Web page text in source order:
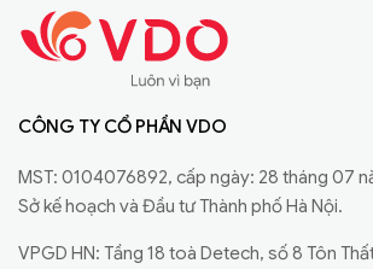
CÔNG TY CỔ PHẦN VDO
MST: 0104076892, cấp ngày: 28 tháng 07
Sở kế hoạch và Đầu tư Thành phố Hà Nội.
VPGD HN: Tầng 18 toà Detech, số 8 Tôn